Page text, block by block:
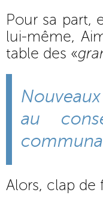
Pour sa part,
lui-même,
table des «
au
Alors, clap de